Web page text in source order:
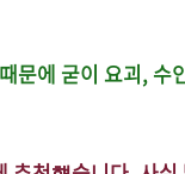
문에 굳이 요괴, 수